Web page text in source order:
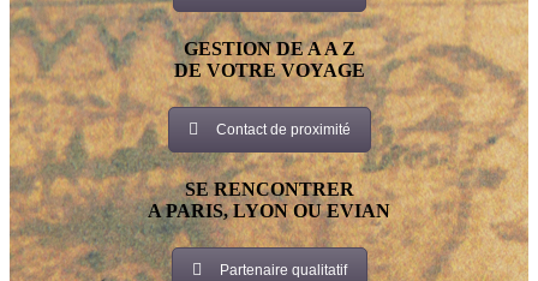
GESTION DE A A Z
DE VOTRE VOYAGE
Contact de proximité
SE RENCONTRER
A PARIS, LYON OU EVIAN
Partenaire qualitatif